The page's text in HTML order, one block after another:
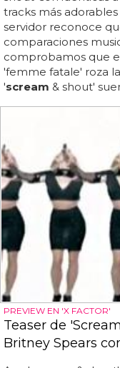
tracks más
servidor reconoce
comparaciones
comprobamos que
'femme fatale' roza
'scream & shout'
PREVIEW EN 'X FACTOR'
Teaser de
Britney Spears